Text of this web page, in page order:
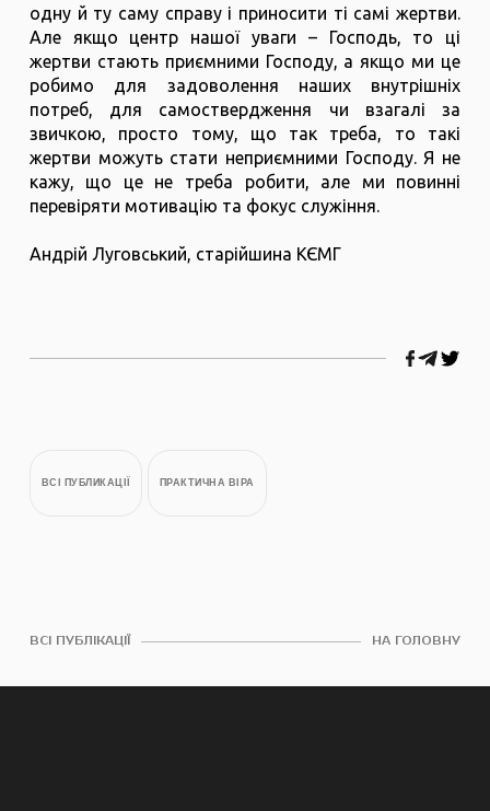
одну й ту саму справу і приносити ті самі жертви.
Але якщо центр нашої уваги – Господь, то ці
жертви стають приємними Господу, а якщо ми це
робимо для задоволення наших внутрішніх
потреб, для самоствердження чи взагалі за
звичкою, просто тому, що так треба, то такі
жертви можуть стати неприємними Господу. Я не
кажу, що це не треба робити, але ми повинні
перевіряти мотивацію та фокус служіння.
Андрій Луговський, старійшина КЄМГ
ВСІ ПУБЛИКАЦІЇ ПРАКТИЧНА ВІРА
ВСІ ПУБЛІКАЦІЇ НА ГОЛОВНУ